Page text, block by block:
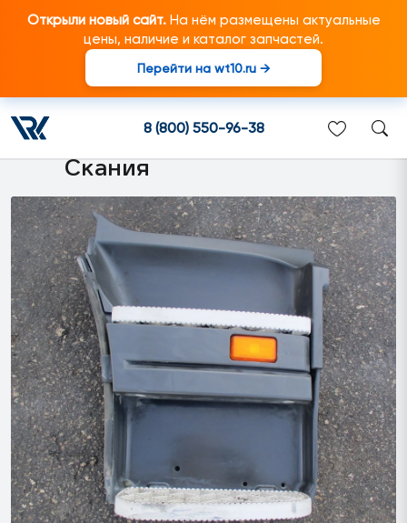
Открыли новый сайт.На нём размещены актуальные
цены, наличие и каталог запчастей.
Перейти на wt10.ru →
8 (800) 550-96-38
1854228 Подножка правая в
сборе подходит для
грузовиков марки Scania/
Скания